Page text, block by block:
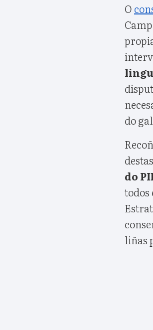
O
do
do
todos
liñas